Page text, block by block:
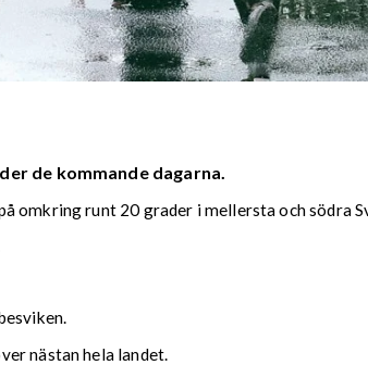
de kommande dagarna.
omkring runt 20 grader i mellersta och södra
nästan hela landet.